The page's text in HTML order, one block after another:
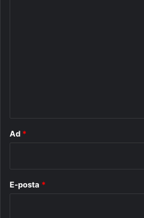
Ad *
E-posta *